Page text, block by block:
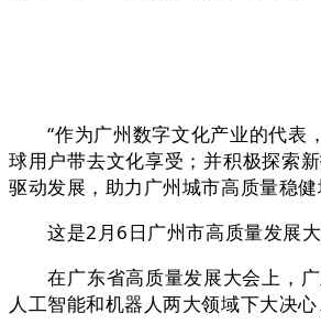
“作为广州数字文化产业的代表，
球用户带去文化享受；并积极探索
驱动发展，助力广州城市高质量稳健
这是2月6日广州市高质量发展大
在广东省高质量发展大会上，广
人工智能和机器人两大领域下大决